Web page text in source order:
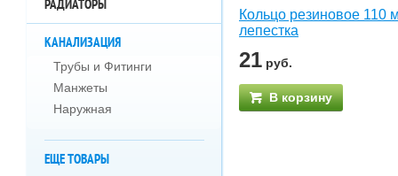
РАДИАТОРЫ
КАНАЛИЗАЦИЯ
Трубы и Фитинги
Манжеты
Наружная
ЕЩЕ ТОВАРЫ
Кольцо резиновое 110
лепестка
21 руб.
В корзину